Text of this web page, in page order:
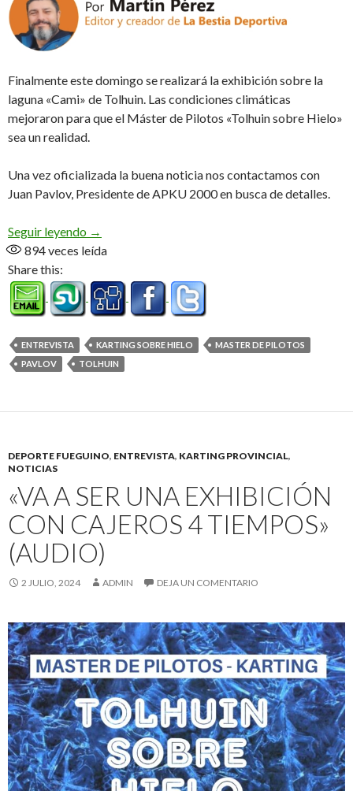
Finalmente este domingo se realizará la exhibición sobre la
laguna «Cami» de Tolhuin. Las condiciones climáticas
mejoraron para que el Máster de Pilotos «Tolhuin sobre Hielo»
sea un realidad.
Una vez oficializada la buena noticia nos contactamos con
Juan Pavlov, Presidente de APKU 2000 en busca de detalles.
Seguir leyendo Segundo intento confirmado (Audio)
→
894veces leída
Share this:
ENTREVISTA KARTING SOBRE HIELO
MASTER DE PILOTOS
PAVLOV
TOLHUIN
DEPORTE FUEGUINO, ENTREVISTA, KARTING PROVINCIAL,
NOTICIAS
«VA A SER UNA EXHIBICIÓN
CON CAJEROS 4 TIEMPOS»
(AUDIO)
2 JULIO, 2024 ADMIN DEJA UN COMENTARIO